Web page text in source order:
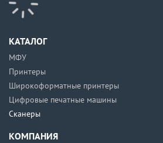
КАТАЛОГ
МФУ
Принтеры
Широкоформатные принтеры
Цифровые печатные машины
Сканеры
КОМПАНИЯ